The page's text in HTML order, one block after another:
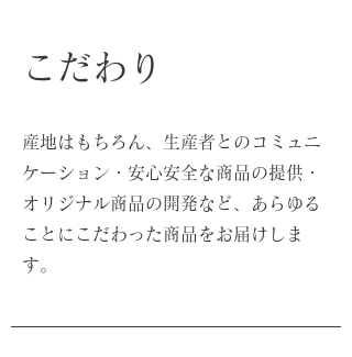
​こだわり
産地はもちろん、生産者とのコミュニ
ケーション・安心安全な商品の提供・
オリジナル商品の開発など、あらゆる
ことにこだわった商品をお届けしま
す。